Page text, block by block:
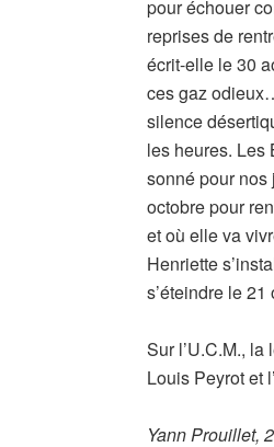
pour échouer
reprises de
écrit-elle le 30
ces gaz
silence
les heures. Les
sonné pour nos
octobre pour
et où elle va
Henriette
s’éteindre le
Sur l’U.C.M.,
Louis Peyrot et
Yann Prouillet,